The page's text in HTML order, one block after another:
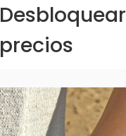
Desbloquear
precios